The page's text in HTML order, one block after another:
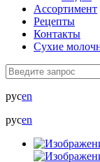
Ассортимент
Рецепты
Контакты
Сухие
русen
русen